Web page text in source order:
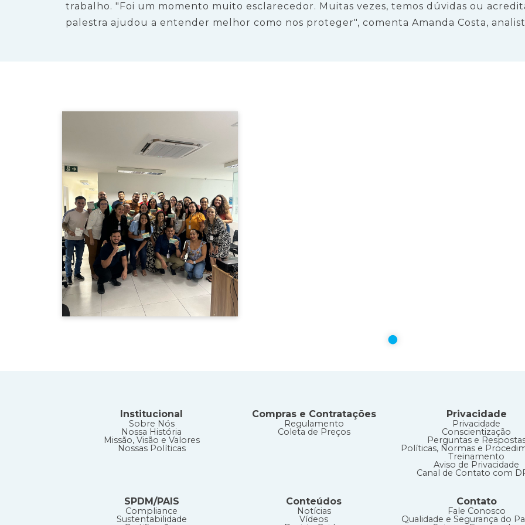
trabalho. "Foi um momento muito esclarecedor. Muitas vezes, temos dúvidas ou
palestra ajudou a entender melhor como nos proteger", comenta Amanda Costa,
circle
Institucional
Sobre Nós
Nossa História
Missão, Visão e Valores
Nossas Políticas
Compras e Contratações
Regulamento
Coleta de Preços
Privacidade
Privacidade
Conscientização
Perguntas e
Políticas, Normas e
Treinamento
Aviso de Privacidade
Canal de Contato com
SPDM/PAIS
Compliance
Sustentabilidade
Conteúdos
Notícias
Vídeos
Contato
Fale Conosco
Qualidade e Segurança do